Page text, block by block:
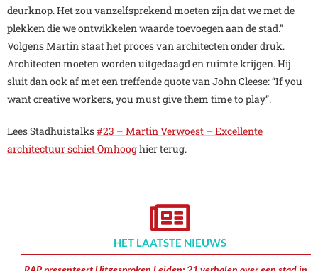
deurknop. Het zou vanzelfsprekend moeten zijn dat we met de
plekken die we ontwikkelen waarde toevoegen aan de stad.”
Volgens Martin staat het proces van architecten onder druk.
Architecten moeten worden uitgedaagd en ruimte krijgen. Hij
sluit dan ook af met een treffende quote van John Cleese: “If you
want creative workers, you must give them time to play”.
Lees Stadhuistalks#23 – Martin Verwoest – Excellente
architectuur schiet Omhooghier terug.
HET LAATSTE NIEUWS